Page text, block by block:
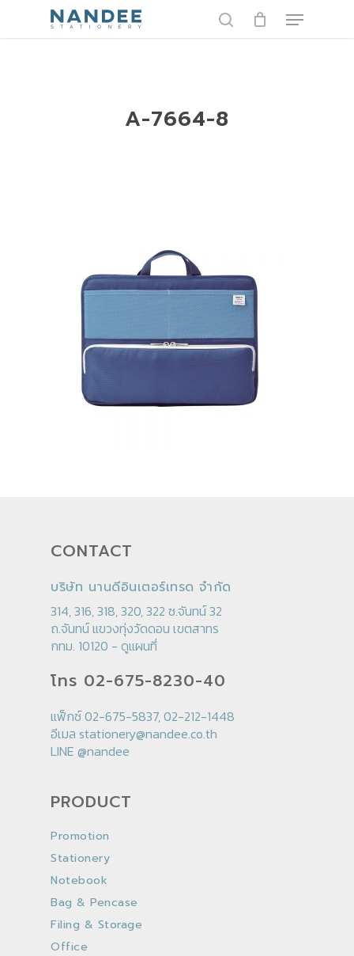
Menu
A-7664-8
CONTACT
บริษัท นานดีอินเตอร์เทรด จำกัด
314, 316, 318, 320, 322 ซ.จันทน์ 32
ถ.จันทน์ แขวงทุ่งวัดดอน เขตสาทร
กทม. 10120 - ดูแผนที่
โทร 02-675-8230-40
แฟ็กซ์ 02-675-5837, 02-212-1448
อีเมล stationery@nandee.co.th
LINE @nandee
PRODUCT
Promotion
Stationery
Notebook
Bag & Pencase
Filing & Storage
Office